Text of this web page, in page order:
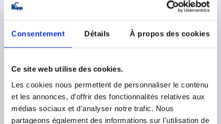
Consentement Détails À propos des cookies
Ce site web utilise des cookies.
Les cookies nous permettent de personnaliser le contenu
et les annonces, d'offrir des fonctionnalités relatives aux
médias sociaux et d'analyser notre trafic. Nous
partageons également des informations sur l'utilisation de
G=M30X1,5
H3=13,5
FORCE DE SERRAGE À 100 BARS (KN) =3,1
CONSOMMATION D’HUILE / COURSE DE 10 MM (CM³)
COUPLE DE SERRAGE MAX. NM=60